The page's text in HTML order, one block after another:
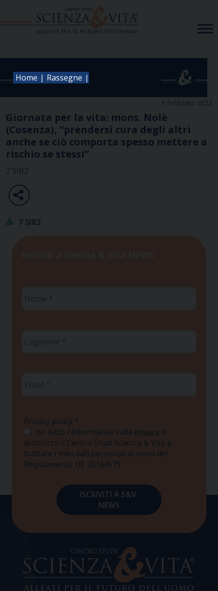
Home | Rassegne |
9 Febbraio 2022
Giornata per la vita: mons. Nolè
(Cosenza), “prendersi cura degli altri
anche se ciò comporta spesso mettere a
rischio se stessi”
7 SIR2
7 SIR2
Privacy policy *
Ho letto l'informativa sulla Privacy e
autorizzo il Centro Studi Scienza & Vita a
trattare i miei dati personali ai sensi del
Regolamento UE 2016/679